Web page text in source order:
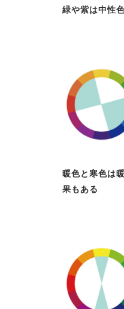
緑や紫は中性
暖色と寒色は
果もある